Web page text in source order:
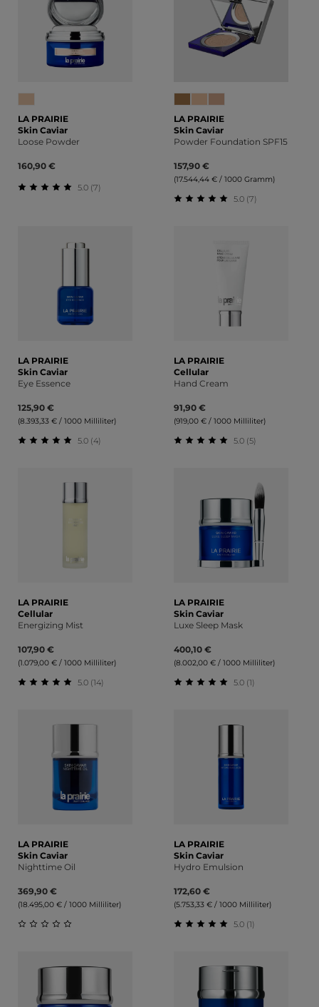
LA PRAIRIE
Skin Caviar
Loose Powder
160,90 €
Durchschnittliche Bewertung von 5 von 5 Sternen
5.0 (7)
LA PRAIRIE
Skin Caviar
Powder Foundation SPF15
157,90 €
(17.544,44 € / 1000 Gramm)
5.0 (7)
LA PRAIRIE
Skin Caviar
Eye Essence
125,90 €
(8.393,33 € / 1000 Milliliter)
5.0 (4)
LA PRAIRIE
Cellular
Hand Cream
91,90 €
(919,00 € / 1000 Milliliter)
5.0 (5)
LA PRAIRIE
Cellular
Energizing Mist
107,90 €
(1.079,00 € / 1000 Milliliter)
5.0 (14)
LA PRAIRIE
Skin Caviar
Luxe Sleep Mask
400,10 €
(8.002,00 € / 1000 Milliliter)
5.0 (1)
LA PRAIRIE
Skin Caviar
Nighttime Oil
369,90 €
(18.495,00 € / 1000 Milliliter)
LA PRAIRIE
Skin Caviar
Hydro Emulsion
172,60 €
(5.753,33 € / 1000 Milliliter)
5.0 (1)